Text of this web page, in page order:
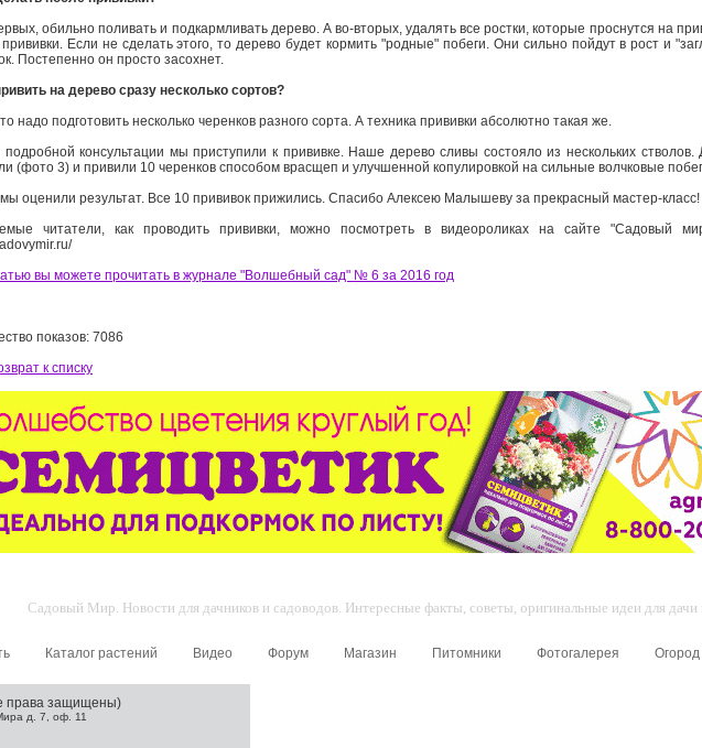
обильно поливать и подкармливать дерево. А во-­вторых, удалять все ростки, которые проснутся на
Если не сделать этого, то дерево будет кормить "родные" побеги. Они сильно пойдут в рост и
Постепенно он просто засохнет.
на дерево сразу несколько сортов?
надо подготовить несколько черенков разного сорта. А техника прививки абсолютно такая же.
подробной консультации мы приступили к прививке. Наше дерево сливы состояло из нескольких стволов.
(фото 3) и привили 10 черенков способом врасщеп и улучшенной копулировкой на сильные волчковые
оценили результат. Все 10 прививок прижились. Спасибо Алексею Малышеву за прекрасный мастер-­класс!
читатели, как проводить прививки, можно посмотреть в видеороликах на сайте "Садовый
вы можете прочитать в журнале "Волшебный сад" № 6 за 2016 год
показов: 7086
к списку
Садовый Мир. Новости для дачников и садоводов. Интересные факты, советы, оригинальные идеи для дачи
Каталог растений Видео Форум Магазин Питомники Фотогалерея Огород
права защищены)
д. 7, оф. 11